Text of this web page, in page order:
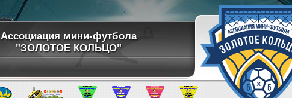
Ассоциация мини-футбола
"ЗОЛОТОЕ КОЛЬЦО"